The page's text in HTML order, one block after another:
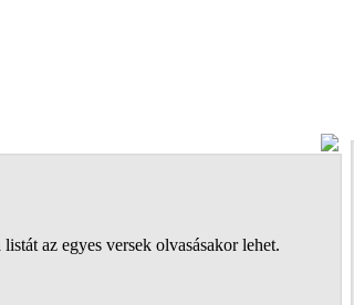
az egyes versek olvasásakor lehet.